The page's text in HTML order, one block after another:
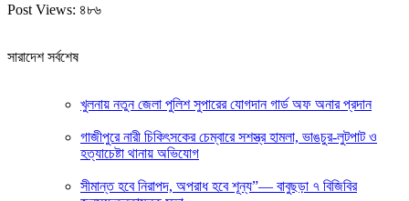
Post Views: ৪৮৬
সারাদেশ সর্বশেষ
খুলনায় নতুন জেলা পুলিশ সুপারের যোগদান গার্ড অফ অনার প্রদান
গাজীপুরে নারী চিকিৎসকের চেম্বারে সশস্ত্র হামলা, ভাঙচুর-লুটপাট ও
হত্যাচেষ্টা থানায় অভিযোগ
সীমান্ত হবে নিরাপদ, অপরাধ হবে শূন্য”— বাবুছড়া ৭ বিজিবির